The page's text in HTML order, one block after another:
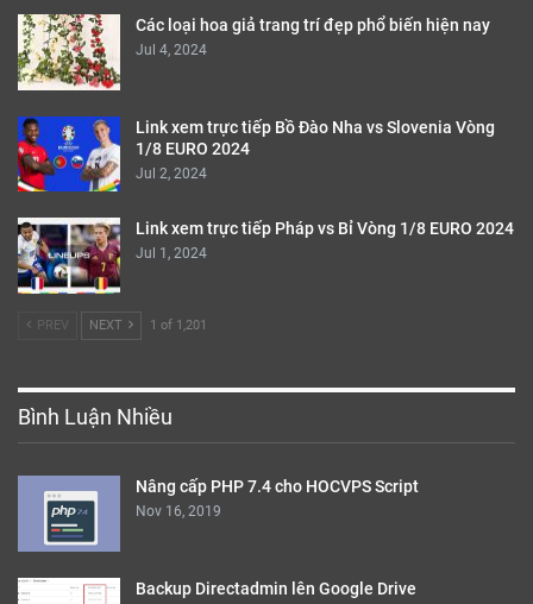
Các loại hoa giả trang trí đẹp phổ biến hiện nay
Jul 4, 2024
Link xem trực tiếp Bồ Đào Nha vs Slovenia Vòng
1/8 EURO 2024
Jul 2, 2024
Link xem trực tiếp Pháp vs Bỉ Vòng 1/8 EURO 2024
Jul 1, 2024
PREV NEXT 1 of 1,201
Bình Luận Nhiều
Nâng cấp PHP 7.4 cho HOCVPS Script
Nov 16, 2019
Backup Directadmin lên Google Drive